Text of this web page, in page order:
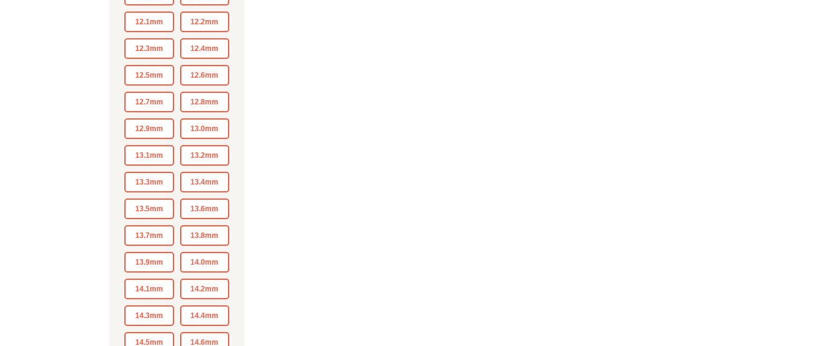
12.1mm 12.2mm
12.3mm 12.4mm
12.5mm 12.6mm
12.7mm 12.8mm
12.9mm 13.0mm
13.1mm 13.2mm
13.3mm 13.4mm
13.5mm 13.6mm
13.7mm 13.8mm
13.9mm 14.0mm
14.1mm 14.2mm
14.3mm 14.4mm
14.5mm 14.6mm